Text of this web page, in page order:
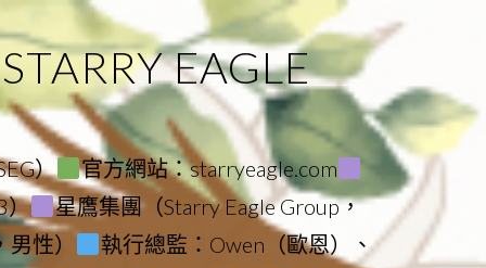
EAGLE
）
官方網站：starryeagle.com
）
星鷹集團（Starry Eagle Group，
性）
執行總監：Owen（歐恩）、